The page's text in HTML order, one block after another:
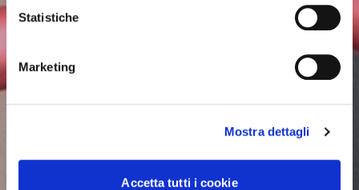
Statistiche
Marketing
Mostra dettagli
Accetta tutti i cookie